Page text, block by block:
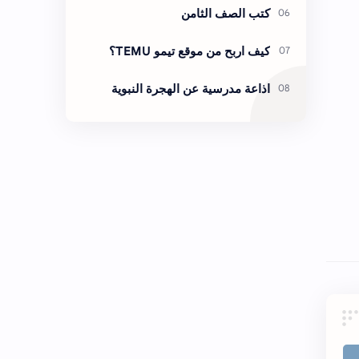
كتب الصف الثامن
كيف اربح من موقع تيمو TEMU؟
اذاعة مدرسية عن الهجرة النبوية